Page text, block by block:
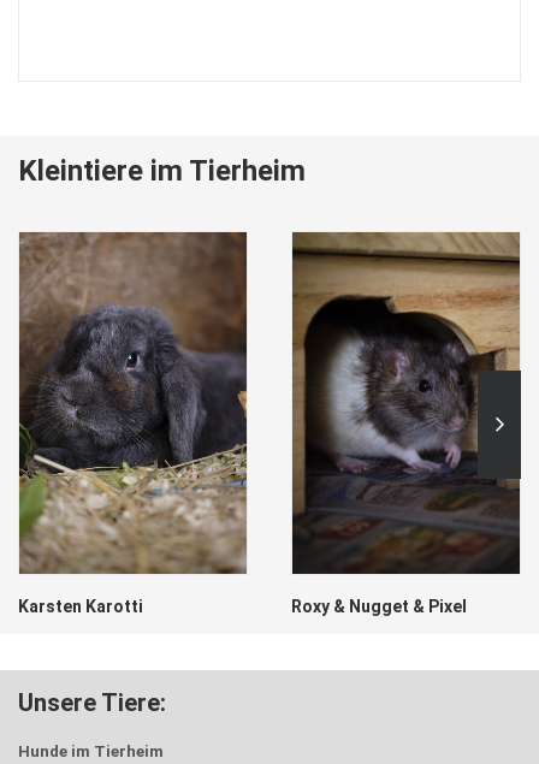
Kleintiere im Tierheim
Karsten Karotti Roxy & Nugget & Pixel
Unsere Tiere:
Hunde im Tierheim